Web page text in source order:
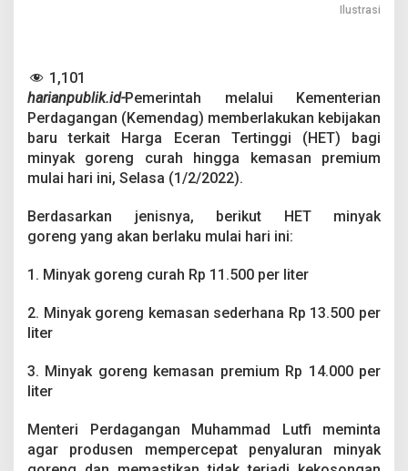
e
r
i
n
t
a
t
p
n
r
e
r
Ilustrasi
1,101
harianpublik.id-Pemerintah melalui Kementerian
Perdagangan (Kemendag) memberlakukan kebijakan
baru terkait Harga Eceran Tertinggi (HET) bagi
minyak goreng curah hingga kemasan premium
mulai hari ini, Selasa (1/2/2022).
Berdasarkan jenisnya, berikut HET minyak
goreng yang akan berlaku mulai hari ini:
1. Minyak goreng curah Rp 11.500 per liter
2. Minyak goreng kemasan sederhana Rp 13.500 per
liter
3. Minyak goreng kemasan premium Rp 14.000 per
liter
Menteri Perdagangan Muhammad Lutfi meminta
agar produsen mempercepat penyaluran minyak